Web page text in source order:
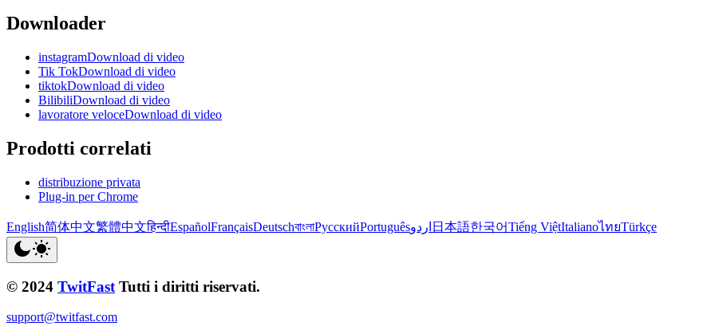
Downloader
instagramDownload di video
Tik TokDownload di video
tiktokDownload di video
BilibiliDownload di video
lavoratore veloceDownload di video
Prodotti correlati
distribuzione privata
Plug-in per Chrome
English简体中文繁體中文हिन्दीEspañolFrançaisDeutschবাংলাРусскийPortuguêsاردو 日本語한국어Tiếng ViệtItalianoไทยTürkçe
© 2024 TwitFast Tutti i diritti riservati.
support@twitfast.com